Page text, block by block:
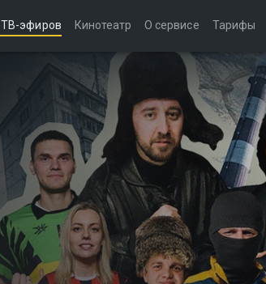
ТВ-эфиров Кинотеатр О сервисе Тарифы